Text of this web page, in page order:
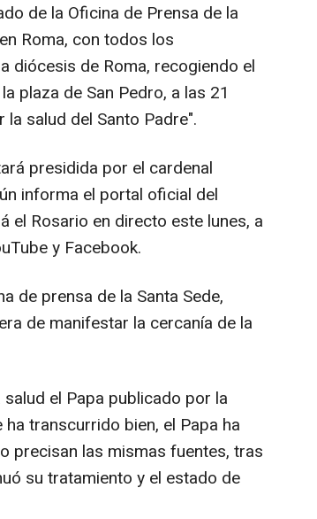
de la Oficina de Prensa de la
Roma, con todos los
diócesis de Roma, recogiendo el
plaza de San Pedro, a las 21
salud del Santo Padre".
presidida por el cardenal
informa el portal oficial del
el Rosario en directo este lunes, a
y Facebook.
de prensa de la Santa Sede,
de manifestar la cercanía de la
el Papa publicado por la
transcurrido bien, el Papa ha
precisan las mismas fuentes, tras
su tratamiento y el estado de